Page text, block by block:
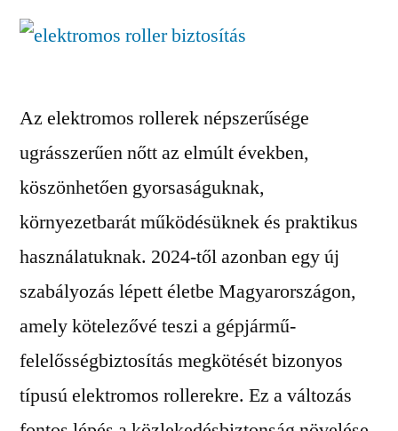
Az elektromos rollerek népszerűsége
ugrásszerűen nőtt az elmúlt években,
köszönhetően gyorsaságuknak,
környezetbarát működésüknek és praktikus
használatuknak. 2024-től azonban egy új
szabályozás lépett életbe Magyarországon,
amely kötelezővé teszi a gépjármű-
felelősségbiztosítás megkötését bizonyos
típusú elektromos rollerekre. Ez a változás